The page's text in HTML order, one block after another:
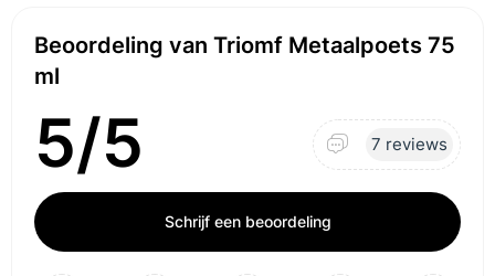
Beoordeling van Triomf Metaalpoets 75
ml
5/5 7 reviews
Schrijf een beoordeling